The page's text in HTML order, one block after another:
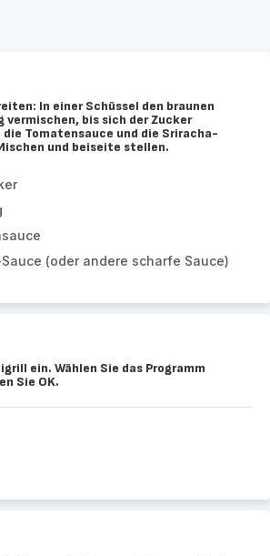
In einer Schüssel den braunen
vermischen, bis sich der Zucker
Tomatensauce und die Sriracha-
und beiseite stellen.
(oder andere scharfe Sauce)
ein. Wählen Sie das Programm
Sie OK.